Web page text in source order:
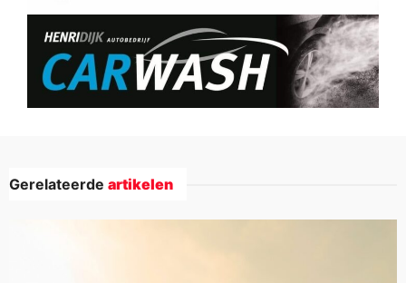
Gerelateerde artikelen